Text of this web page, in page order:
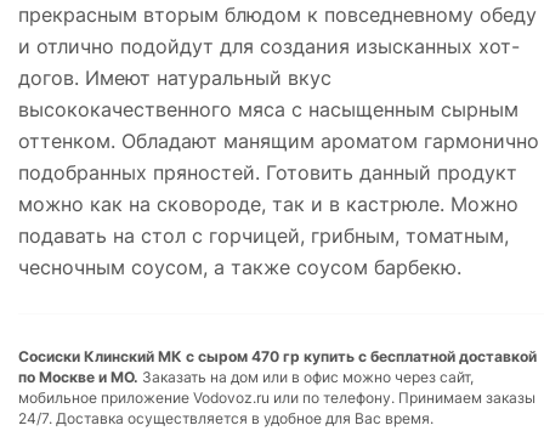
прекрасным вторым блюдом к повседневному обеду
и отлично подойдут для создания изысканных хот-
догов. Имеют натуральный вкус
высококачественного мяса с насыщенным сырным
оттенком. Обладают манящим ароматом гармонично
подобранных пряностей. Готовить данный продукт
можно как на сковороде, так и в кастрюле. Можно
подавать на стол с горчицей, грибным, томатным,
чесночным соусом, а также соусом барбекю.
Сосиски Клинский МК с сыром 470 гр купить с бесплатной доставкой
по Москве и МО. Заказать на дом или в офис можно через сайт,
мобильное приложение Vodovoz.ru или по телефону. Принимаем заказы
24/7. Доставка осуществляется в удобное для Вас время.